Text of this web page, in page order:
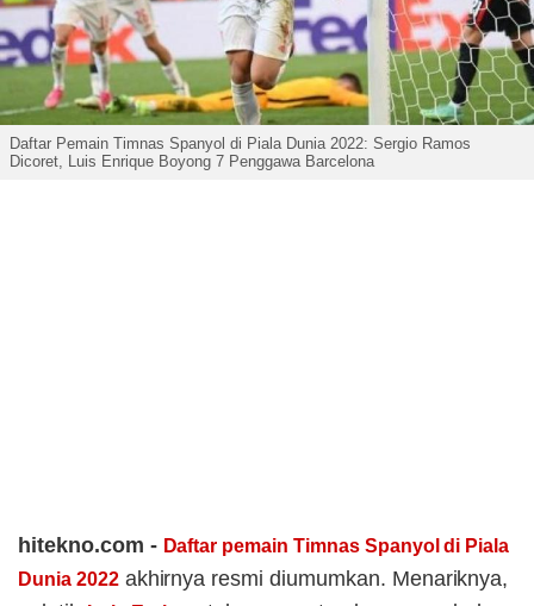
Daftar Pemain Timnas Spanyol di Piala Dunia 2022: Sergio Ramos
Dicoret, Luis Enrique Boyong 7 Penggawa Barcelona
hitekno.com - Daftar pemain Timnas Spanyol di Piala
Dunia 2022akhirnya resmi diumumkan. Menariknya,